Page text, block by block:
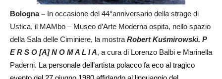
Bologna – In occasione del 44°anniversario della strage di
Ustica, il MAMbo – Museo d’Arte Moderna ospita, nello spazio
della Sala delle Ciminiere, la mostra Robert Kuśmirowski. P
E R S O [A] N O M A L I A, a cura di Lorenzo Balbi e Marinella
Paderni. La personale dell’artista polacco fa eco al tragico